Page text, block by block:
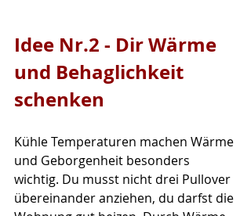
Idee Nr.2 - Dir Wärme
und Behaglichkeit
schenken
Kühle Temperaturen machen Wärme
und Geborgenheit besonders
wichtig. Du musst nicht drei Pullover
übereinander anziehen, du darfst die